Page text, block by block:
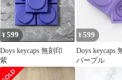
¥599
Doys keycaps 無刻印
紫
¥599
Doys keycaps
パープル